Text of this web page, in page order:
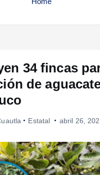
34 fincas
de
Estatal abril 26,